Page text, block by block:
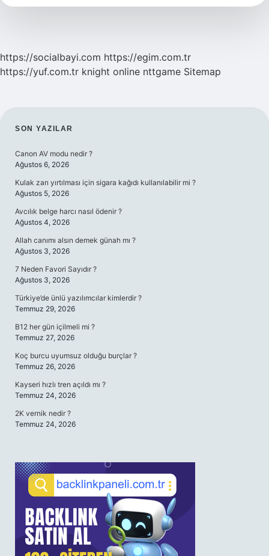
Ne
https://socialbayi.com https://egim.com.tr
https://yuf.com.tr knight online nttgame Sitemap
SIDEBAR
SON YAZILAR
Canon AV modu nedir ?
Ağustos 6, 2026
Kulak zarı yırtılması için sigara kağıdı kullanılabilir mi ?
Ağustos 5, 2026
Avcılık belge harcı nasıl ödenir ?
Ağustos 4, 2026
Allah canımı alsın demek günah mı ?
Ağustos 3, 2026
7 Neden Favori Sayıdır ?
Ağustos 3, 2026
Türkiye’de ünlü yazılımcılar kimlerdir ?
Temmuz 29, 2026
B12 her gün içilmeli mi ?
Temmuz 27, 2026
Koç burcu uyumsuz olduğu burçlar ?
Temmuz 26, 2026
Kayseri hızlı tren açıldı mı ?
Temmuz 24, 2026
2K vernik nedir ?
Temmuz 24, 2026